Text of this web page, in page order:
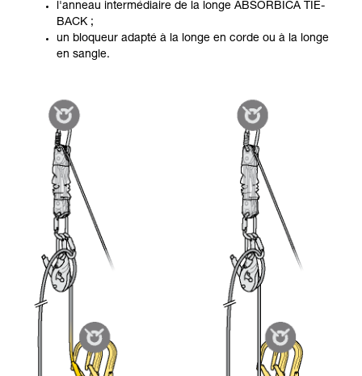
l'anneau intermédiaire de la longe ABSORBICA TIE-
BACK ;
un bloqueur adapté à la longe en corde ou à la longe
en sangle.